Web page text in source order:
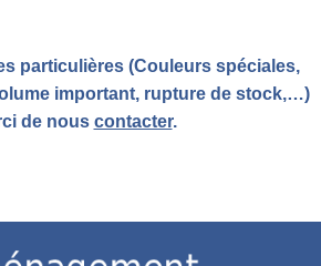
particulières (Couleurs spéciales,
important, rupture de stock,…)
de nous contacter.